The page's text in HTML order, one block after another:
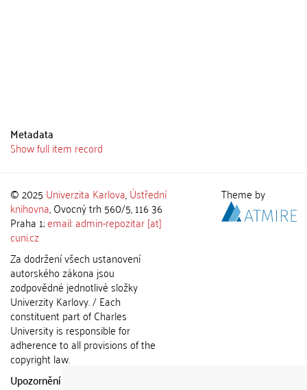
Metadata
Show full item record
© 2025 Univerzita Karlova,Ústřední
knihovna, Ovocný trh 560/5, 116 36
Praha 1;email: admin-repozitar [at]
cuni.cz
Za dodržení všech ustanovení
autorského zákona jsou
zodpovědné jednotlivé složky
Univerzity Karlovy. / Each
constituent part of Charles
University is responsible for
adherence to all provisions of the
copyright law.
Upozornění / Notice:
Theme by